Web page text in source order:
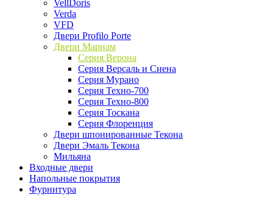
VellDoris
Verda
VFD
Двери Profilo Porte
Двери Мариам
Серия Верона
Серия Версаль и Сиена
Серия Мурано
Серия Техно-700
Серия Техно-800
Серия Тоскана
Серия Флоренция
Двери шпонированные Текона
Двери Эмаль Текона
Мильяна
Входные двери
Напольные покрытия
Фурнитура